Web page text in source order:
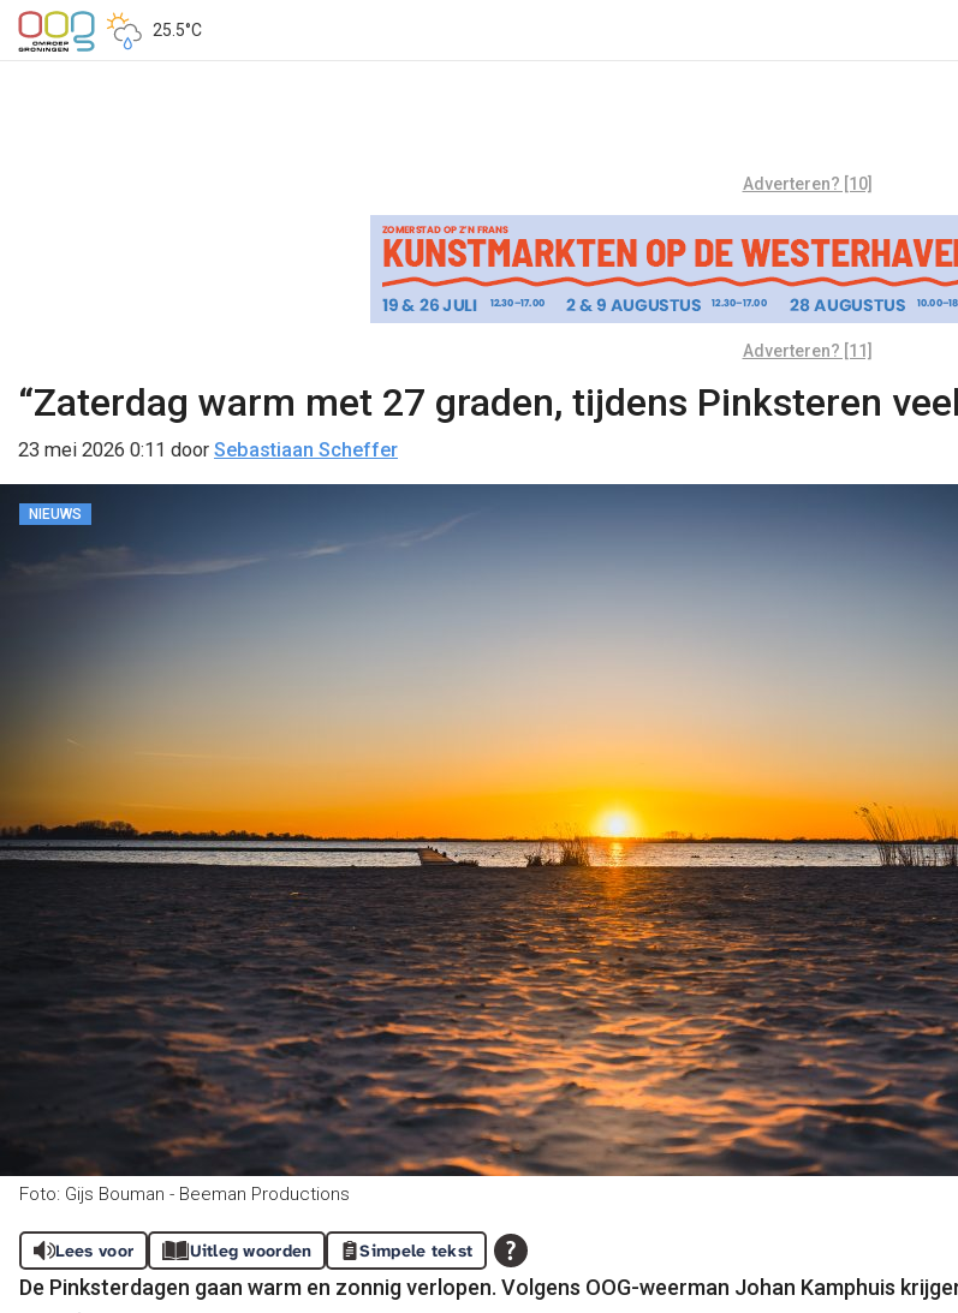
25.5°C
Adverteren? [10]
Adverteren? [11]
“Zaterdag warm met 27 graden, tijdens Pinksteren
23 mei 2026 0:11 door Sebastiaan Scheffer
NIEUWS
Foto: Gijs Bouman - Beeman Productions
Lees voor Uitleg woorden Simpele tekst
De Pinksterdagen gaan warm en zonnig verlopen. Volgens OOG-weerman Johan Kamphuis